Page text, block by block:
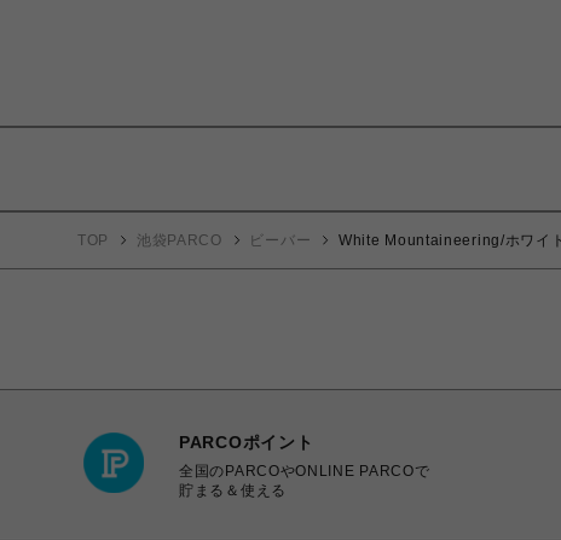
TOP 池袋PARCO ビーバー White Mountaineering/ホワイ
PARCOポイント
全国のPARCOやONLINE PARCOで
貯まる＆使える